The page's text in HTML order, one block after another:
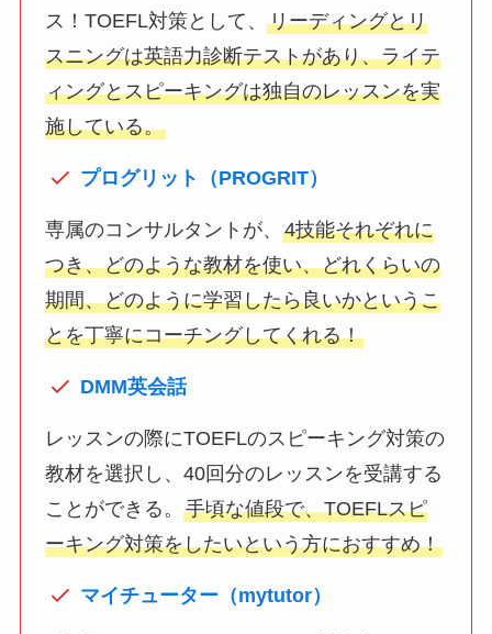
ス！TOEFL対策として、リーディングとリ
スニングは英語力診断テストがあり、ライテ
ィングとスピーキングは独自のレッスンを実
施している。
プログリット（PROGRIT）
専属のコンサルタントが、4技能それぞれに
つき、どのような教材を使い、どれくらいの
期間、どのように学習したら良いかというこ
とを丁寧にコーチングしてくれる！
DMM英会話
レッスンの際にTOEFLのスピーキング対策の
教材を選択し、40回分のレッスンを受講する
ことができる。手頃な値段で、TOEFLスピ
ーキング対策をしたいという方におすすめ！
マイチューター（mytutor）